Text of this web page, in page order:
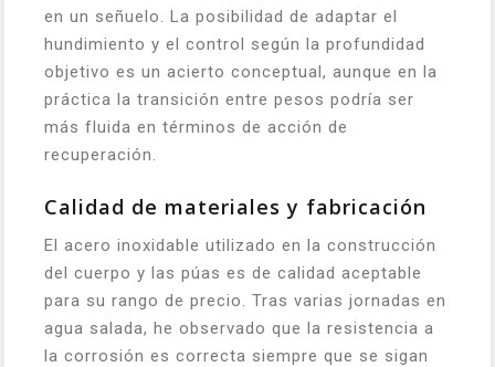
en un señuelo. La posibilidad de adaptar el
hundimiento y el control según la profundidad
objetivo es un acierto conceptual, aunque en la
práctica la transición entre pesos podría ser
más fluida en términos de acción de
recuperación.
Calidad de materiales y fabricación
El acero inoxidable utilizado en la construcción
del cuerpo y las púas es de calidad aceptable
para su rango de precio. Tras varias jornadas en
agua salada, he observado que la resistencia a
la corrosión es correcta siempre que se sigan